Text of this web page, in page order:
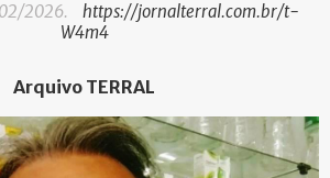
2026.
https://jornalterral.com.br/t-
W4m4
Arquivo TERRAL